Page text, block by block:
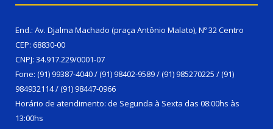
End.: Av. Djalma Machado (praça Antônio Malato), Nº 32 Centro
CEP: 68830-00
CNPJ: 34.917.229/0001-07
Fone: (91) 99387-4040 / (91) 98402-9589 / (91) 985270225 / (91)
984932114 / (91) 98447-0966
Horário de atendimento: de Segunda à Sexta das 08:00hs às
13:00hs